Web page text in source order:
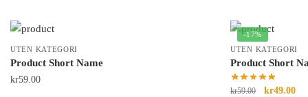
UTEN KATEGORI
Product Short Name
kr59.00
-17%
UTEN KATEGORI
Product Short
kr59.00 kr49.00